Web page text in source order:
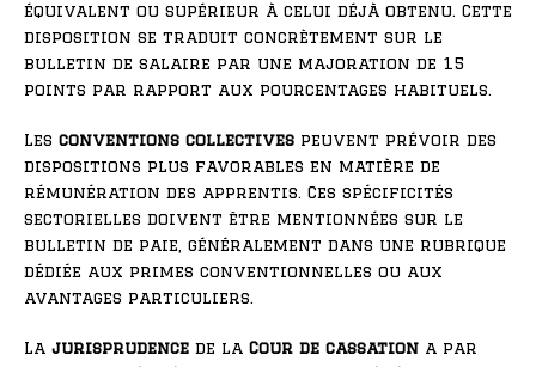
équivalent ou supérieur à celui déjà obtenu. Cette
disposition se traduit concrètement sur le
bulletin de salaire par une majoration de 15
points par rapport aux pourcentages habituels.
Les conventions collectives peuvent prévoir des
dispositions plus favorables en matière de
rémunération des apprentis. Ces spécificités
sectorielles doivent être mentionnées sur le
bulletin de paie, généralement dans une rubrique
dédiée aux primes conventionnelles ou aux
avantages particuliers.
La jurisprudence de la Cour de cassation a par